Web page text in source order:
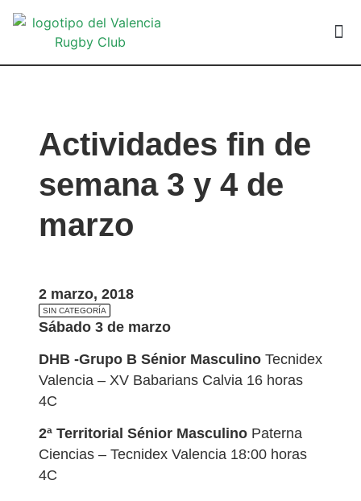
Actividades fin de
semana 3 y 4 de
marzo
2 marzo, 2018
SIN CATEGORÍA
Sábado 3 de marzo
DHB -Grupo B Sénior Masculino Tecnidex
Valencia – XV Babarians Calvia 16 horas
4C
2ª Territorial Sénior Masculino Paterna
Ciencias – Tecnidex Valencia 18:00 horas
4C